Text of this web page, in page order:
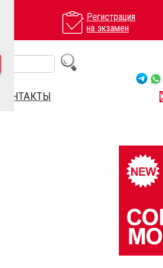
Регистрация
на экзамен
КОНТАКТЫ